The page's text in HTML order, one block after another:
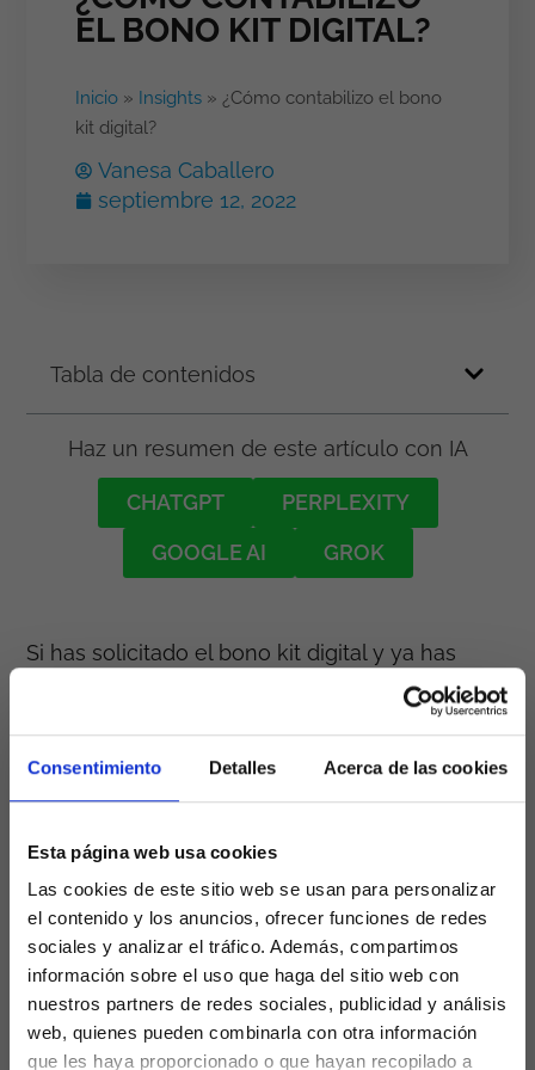
Consentimiento Detalles Acerca de las cookies
Esta página web usa cookies
Las cookies de este sitio web se usan para personalizar
el contenido y los anuncios, ofrecer funciones de redes
sociales y analizar el tráfico. Además, compartimos
información sobre el uso que haga del sitio web con
nuestros partners de redes sociales, publicidad y análisis
web, quienes pueden combinarla con otra información
que les haya proporcionado o que hayan recopilado a
EL BONO KIT DIGITAL?
Inicio» Insights» ¿Cómo contabilizo el bono
kit digital?
Vanesa Caballero
septiembre 12, 2022
Tabla de contenidos
Haz un resumen de este artículo con IA
CHATGPT
PERPLEXITY
GOOGLE AI
GROK
Si has solicitado el bono kit digital y ya has
preguntando ¿Cómo contabilizo el pago del
bono kit digital?
Esta duda se plantea cuando ya te lo han
parte de la factura. ¿Y ahora
el pago del bono kit digital ?
Pues bien, aquí te doy las claves de cómo
hacerlo para esta parte un tanto compleja de
entender y gestionar. ¡Aquí va!